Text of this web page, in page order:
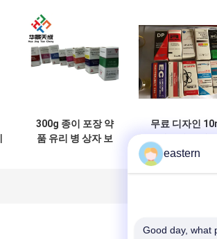
300g 종이 포장 약
품 유리 병 상자 보
무료 디자인
Cyp 플라스크 포
주문형 디자인 옵
eastern
Good day, what